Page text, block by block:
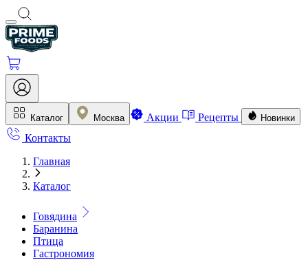
Каталог Москва Акции Рецепты Новинки
Контакты
Главная
Каталог
Говядина
Баранина
Птица
Гастрономия